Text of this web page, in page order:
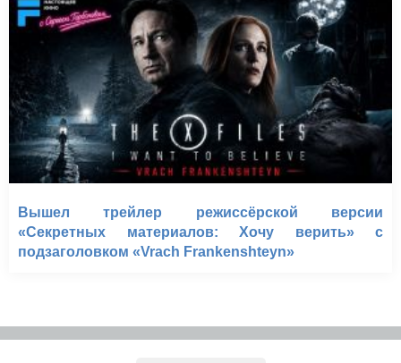
Вышел трейлер режиссёрской версии
«Секретных материалов: Хочу верить» с
подзаголовком «Vrach Frankenshteyn»